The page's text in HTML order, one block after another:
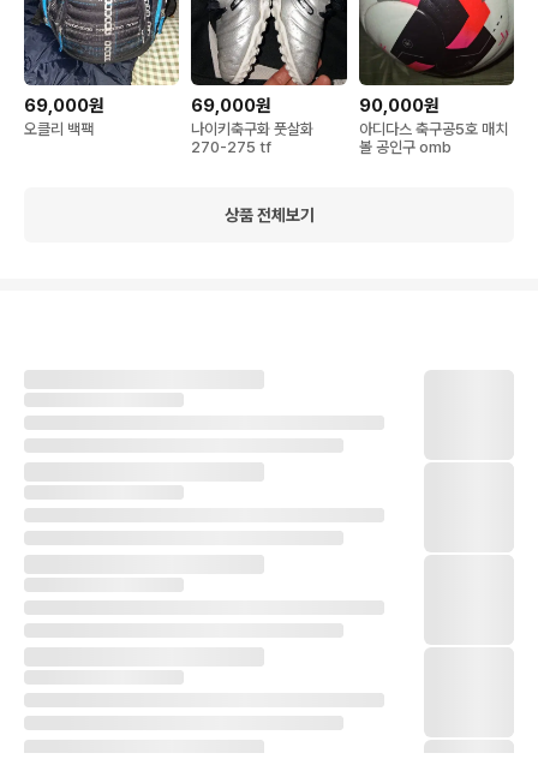
69,000원
오클리 백팩
69,000원
나이키축구화 풋살화
270-275 tf
90,000원
아디다스 축구공5호 매치
볼 공인구 omb
상품 전체보기